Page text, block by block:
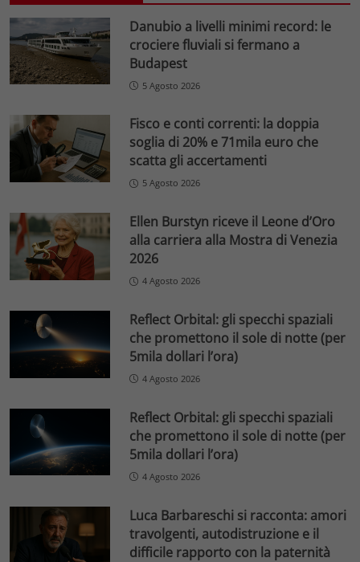
Danubio a livelli minimi record: le
crociere fluviali si fermano a
Budapest
5 Agosto 2026
Fisco e conti correnti: la doppia
soglia di 20% e 71mila euro che
scatta gli accertamenti
5 Agosto 2026
Ellen Burstyn riceve il Leone d’Oro
alla carriera alla Mostra di Venezia
2026
4 Agosto 2026
Reflect Orbital: gli specchi spaziali
che promettono il sole di notte (per
5mila dollari l’ora)
4 Agosto 2026
Reflect Orbital: gli specchi spaziali
che promettono il sole di notte (per
5mila dollari l’ora)
4 Agosto 2026
Luca Barbareschi si racconta: amori
travolgenti, autodistruzione e il
difficile rapporto con la paternità